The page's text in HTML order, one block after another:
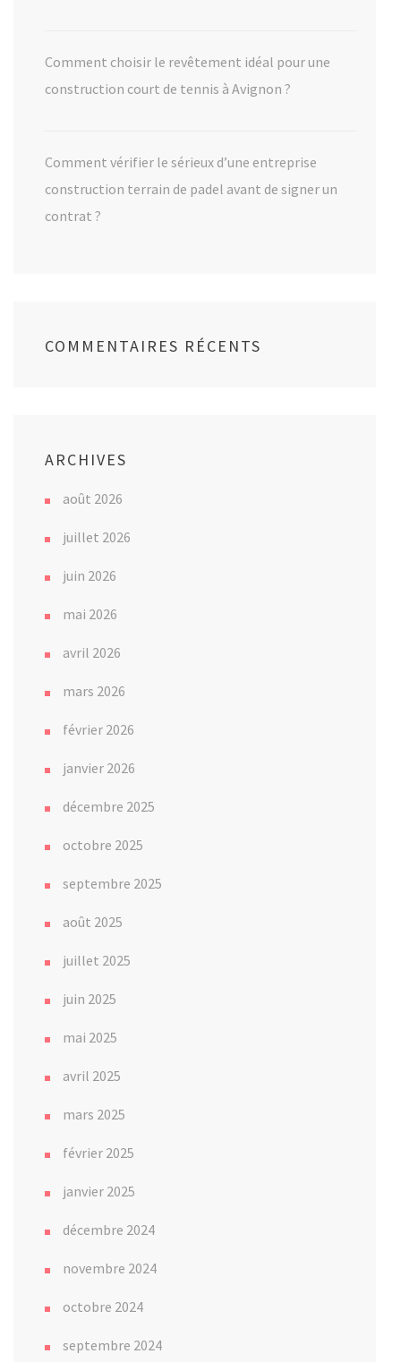
Comment choisir le revêtement idéal pour une
construction court de tennis à Avignon ?
Comment vérifier le sérieux d’une entreprise
construction terrain de padel avant de signer un
contrat ?
COMMENTAIRES RÉCENTS
ARCHIVES
août 2026
juillet 2026
juin 2026
mai 2026
avril 2026
mars 2026
février 2026
janvier 2026
décembre 2025
octobre 2025
septembre 2025
août 2025
juillet 2025
juin 2025
mai 2025
avril 2025
mars 2025
février 2025
janvier 2025
décembre 2024
novembre 2024
octobre 2024
septembre 2024